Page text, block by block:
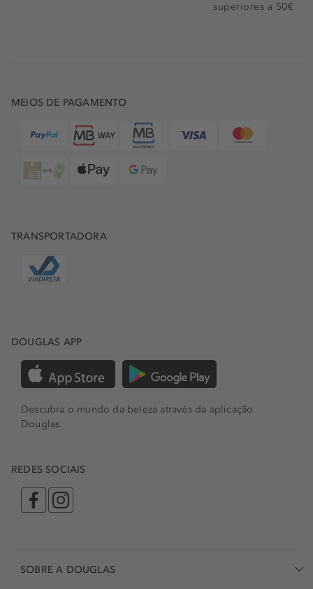
superiores a 50€
MEIOS DE PAGAMENTO
TRANSPORTADORA
DOUGLAS APP
Descubra o mundo da beleza através da aplicação
Douglas.
REDES SOCIAIS
SOBRE A DOUGLAS